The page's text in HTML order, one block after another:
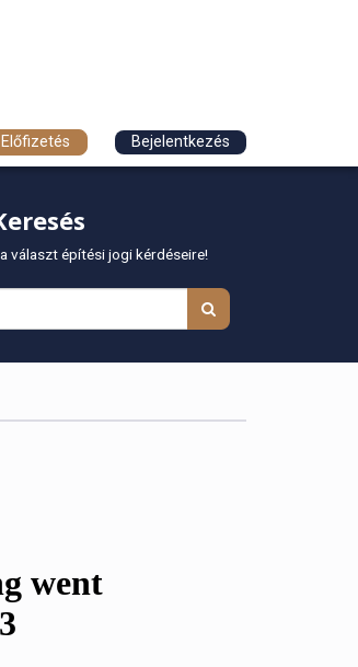
Előfizetés Bejelentkezés
választ építési jogi kérdéseire!